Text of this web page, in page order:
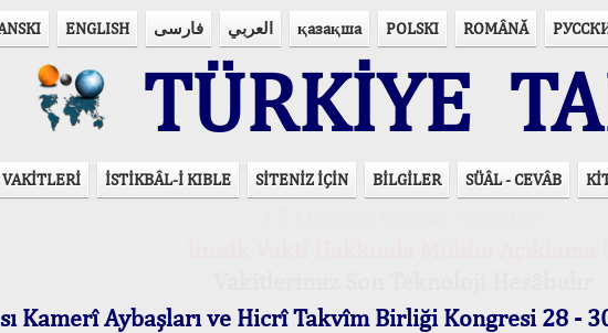
ENGLISH فارسی العربي қазақша POLSKI ROMÂNĂ
TÜRKİYE
İSTİKBÂL-İ KIBLE SİTENİZ İÇİN BİLGİLER SÜÂL - CEVÂB
Kamerî Aybaşları ve Hicrî Takvîm Birliği Kongresi 28 -